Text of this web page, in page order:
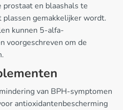
en blaashals te
gemakkelijker wordt.
kunnen 5-alfa-
voorgeschreven om de
van BPH-symptomen
antioxidantenbescherming